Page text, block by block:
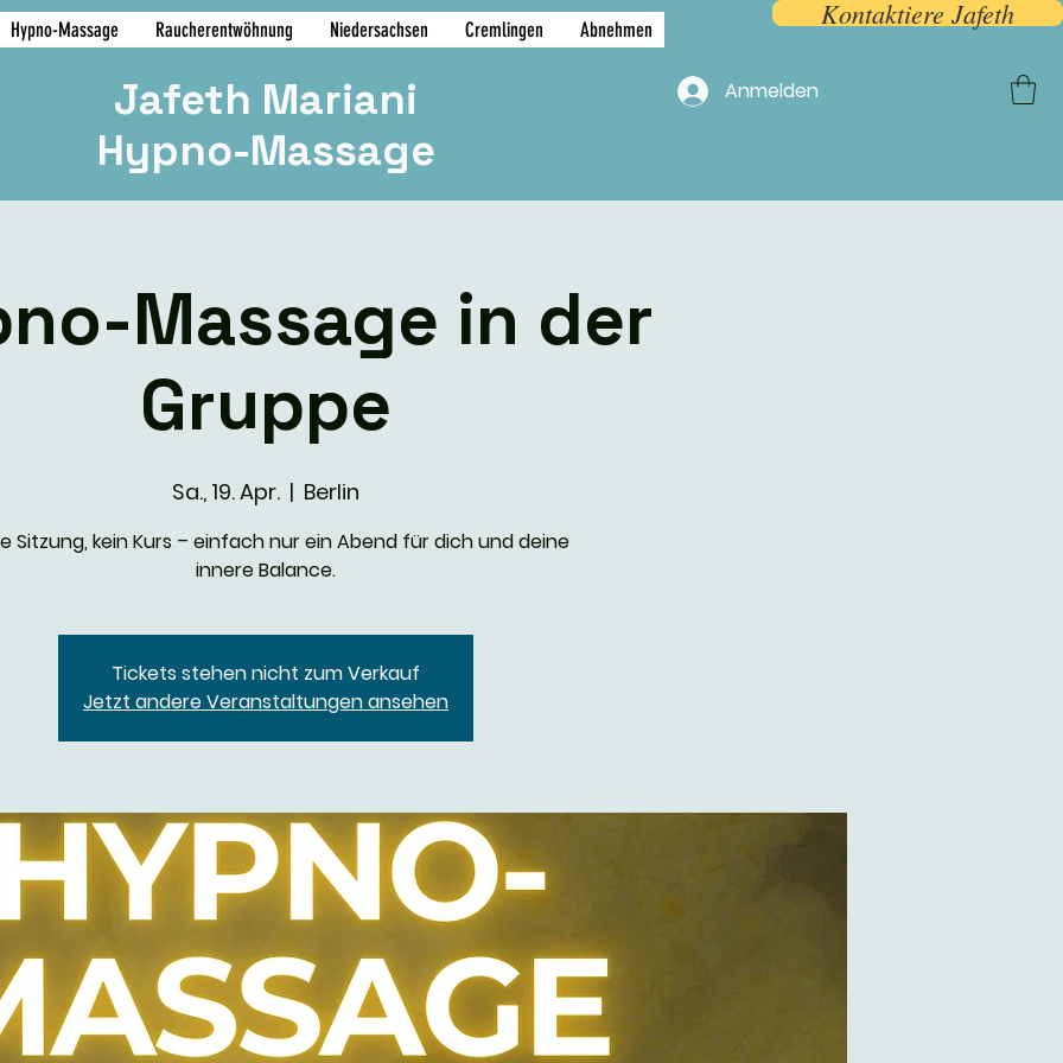
Hypno-Massage Raucherentwöhnung Niedersachsen Cremlingen Abnehmen More Kontaktiere Jafeth
Jafeth Mariani
Hypno-Massage
Anmelden
Massage in der
Gruppe
Sa., 19. Apr.
  |
Berlin
Sitzung, kein Kurs – einfach nur ein Abend für dich und deine
Tickets stehen nicht zum Verkauf
Jetzt andere Veranstaltungen ansehen